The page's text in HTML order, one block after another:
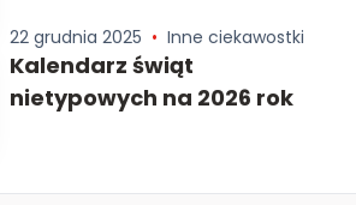
22 grudnia 2025 • Inne ciekawostki
Kalendarz świąt
nietypowych na 2026 rok